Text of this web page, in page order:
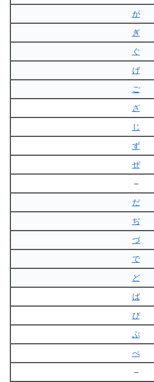
が
ぎ
ぐ
げ
ご
ざ
じ
ず
ぜ
–
だ
ぢ
づ
で
ど
ば
び
ぶ
べ
–